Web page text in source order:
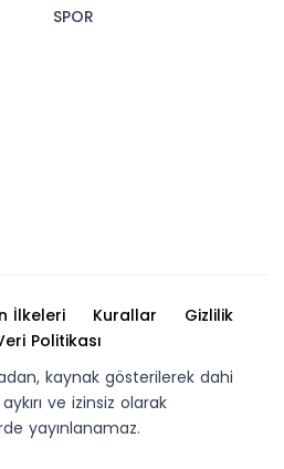
SPOR
İlkeleri Kurallar
Gizlilik
Politikası
kaynak gösterilerek dahi
ve izinsiz olarak
yayınlanamaz.